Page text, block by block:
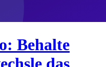
Behalte
das